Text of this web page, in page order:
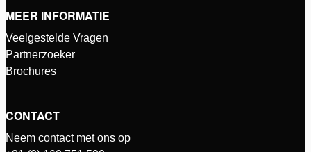
MEER INFORMATIE
Veelgestelde Vragen
Partnerzoeker
Brochures
CONTACT
Neem contact met ons op